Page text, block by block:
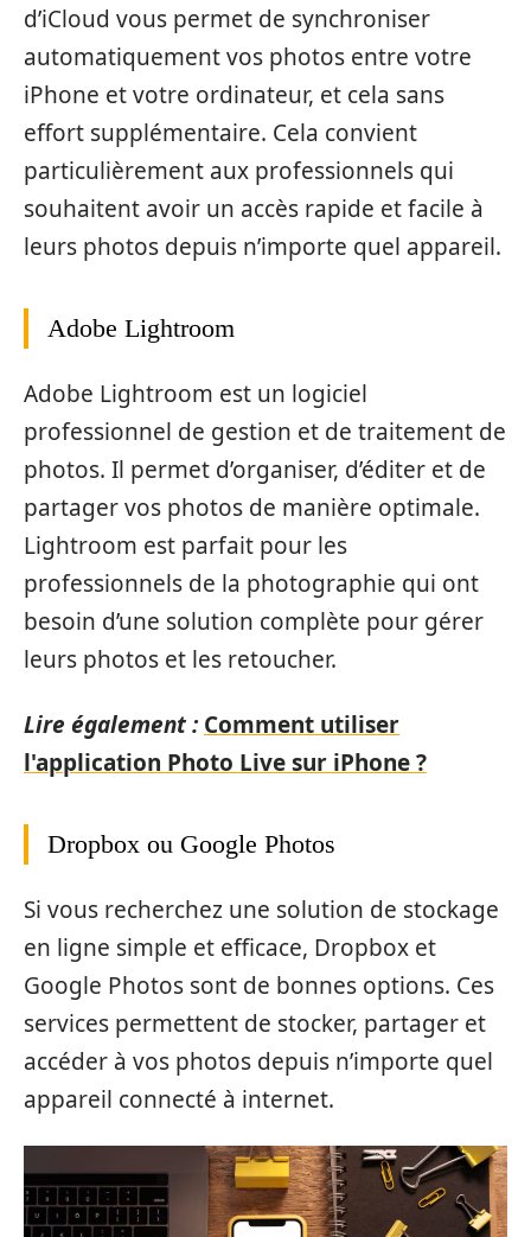
d’iCloud vous permet de synchroniser
automatiquement vos photos entre votre
iPhone et votre ordinateur, et cela sans
effort supplémentaire. Cela convient
particulièrement aux professionnels qui
souhaitent avoir un accès rapide et facile à
leurs photos depuis n’importe quel appareil.
Adobe Lightroom
Adobe Lightroom est un logiciel
professionnel de gestion et de traitement de
photos. Il permet d’organiser, d’éditer et de
partager vos photos de manière optimale.
Lightroom est parfait pour les
professionnels de la photographie qui ont
besoin d’une solution complète pour gérer
leurs photos et les retoucher.
Lire également : Comment utiliser
l'application Photo Live sur iPhone ?
Dropbox ou Google Photos
Si vous recherchez une solution de stockage
en ligne simple et efficace, Dropbox et
Google Photos sont de bonnes options. Ces
services permettent de stocker, partager et
accéder à vos photos depuis n’importe quel
appareil connecté à internet.